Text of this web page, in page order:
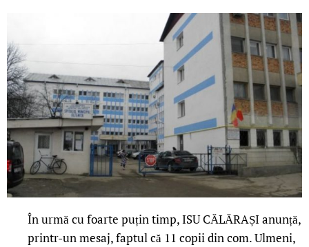
În urmă cu foarte puțin timp, ISU CĂLĂRAȘI anunță,
printr-un mesaj, faptul că 11 copii din com. Ulmeni,